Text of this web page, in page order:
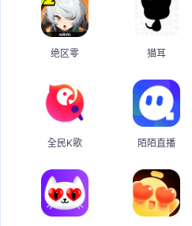
绝区零 猫耳
全民K歌 陌陌直播